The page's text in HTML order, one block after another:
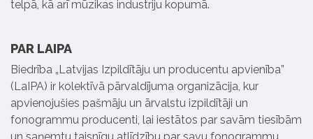
telpā, kā arī mūzikas industriju kopumā.
PAR LAIPA
Biedrība „Latvijas Izpildītāju un producentu apvienība”
(LaIPA) ir kolektīvā pārvaldījuma organizācija, kur
apvienojušies pašmāju un ārvalstu izpildītāji un
fonogrammu producenti, lai iestātos par savām tiesībām
un saņemtu taisnīgu atlīdzību par savu fonogrammu